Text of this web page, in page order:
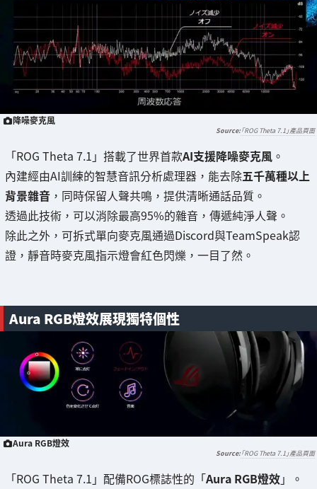
降噪麥克風
「ROG Theta 7.1」產品頁面
「ROG Theta 7.1」搭載了世界首款AI支援降噪麥克風 。
內建經由AI訓練的智慧音訊分析處理器，能去除五千萬種以上
背景雜音 ，同時保留人聲共鳴，提供清晰通話品質。
透過此技術，可以消除最高95%的雜音，傳遞純淨人聲。
除此之外，可拆式單向麥克風通過Discord與TeamSpeak認
證，靜音時麥克風指示燈會紅色閃爍，一目了然。
Aura RGB燈效展現獨特個性
Aura RGB燈效
「ROG Theta 7.1」產品頁面
「ROG Theta 7.1」配備ROG標誌性的「Aura RGB燈效」。